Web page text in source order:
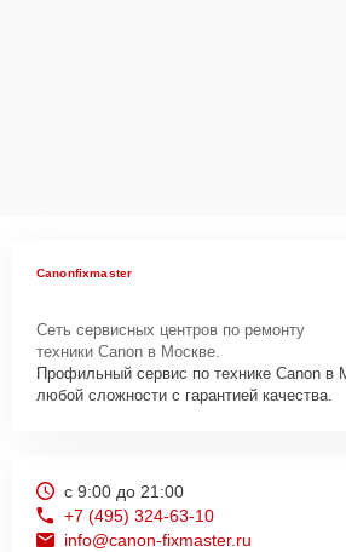
Canonfixmaster
Сеть сервисных центров по ремонту
техники Canon в Москве.
Профильный сервис по технике Canon в
любой сложности с гарантией качества.
с 9:00 до 21:00
+7 (495) 324-63-10
info@canon-fixmaster.ru